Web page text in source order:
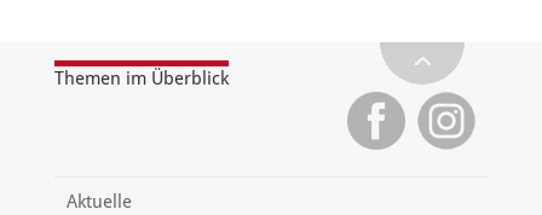
Themen im Überblick
Aktuelle